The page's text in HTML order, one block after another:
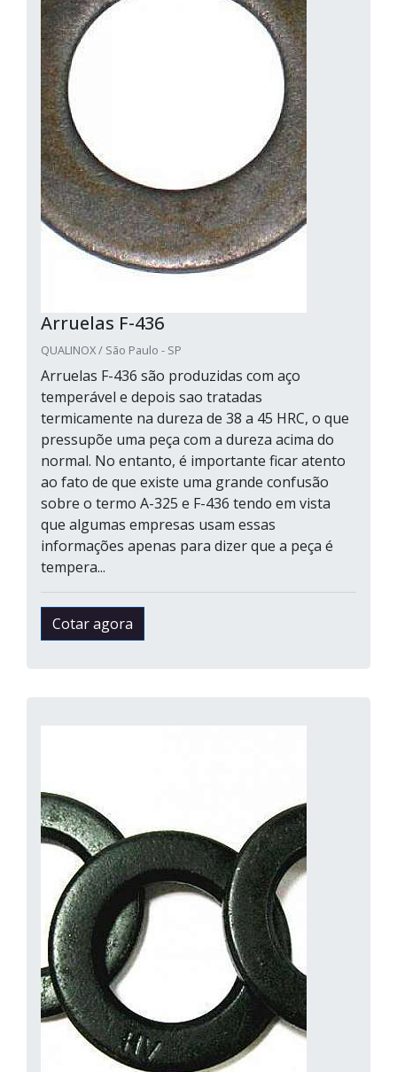
Arruelas F-436
QUALINOX / São Paulo - SP
Arruelas F-436 são produzidas com aço
temperável e depois sao tratadas
termicamente na dureza de 38 a 45 HRC, o que
pressupõe uma peça com a dureza acima do
normal. No entanto, é importante ficar atento
ao fato de que existe uma grande confusão
sobre o termo A-325 e F-436 tendo em vista
que algumas empresas usam essas
informações apenas para dizer que a peça é
tempera...
Cotar agora